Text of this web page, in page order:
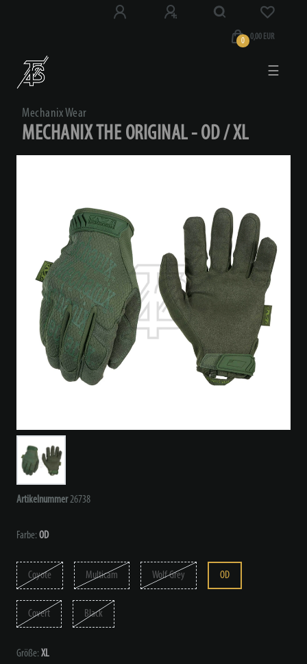
0 0,00 EUR
☰
Mechanix Wear
MECHANIX THE ORIGINAL - OD / XL
Artikelnummer26738
Farbe: OD
Coyote Multicam Wolf Grey OD
Covert Black
Größe: XL